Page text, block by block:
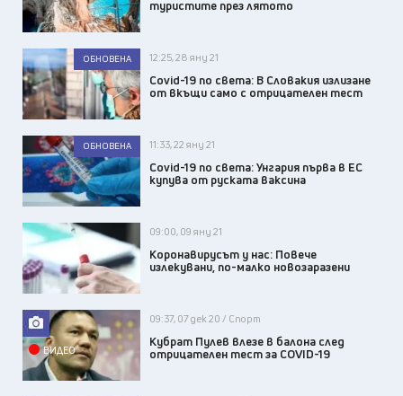
туристите през лятото
ОБНОВЕНА 12:25, 28 яну 21
Covid-19 по света: В Словакия излизане
от вкъщи само с отрицателен тест
ОБНОВЕНА 11:33, 22 яну 21
Covid-19 по света: Унгария първа в ЕС
купува от руската ваксина
09:00, 09 яну 21
Коронавирусът у нас: Повече
излекувани, по-малко новозаразени
ВИДЕО
09:37, 07 дек 20 / Спорт
Кубрат Пулев влезе в балона след
отрицателен тест за COVID-19